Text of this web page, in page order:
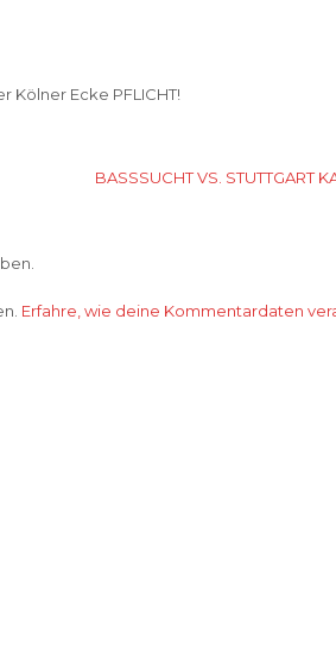
Kölner Ecke PFLICHT!
BASSSUCHT VS. STUTTGART
Erfahre, wie deine Kommentardaten